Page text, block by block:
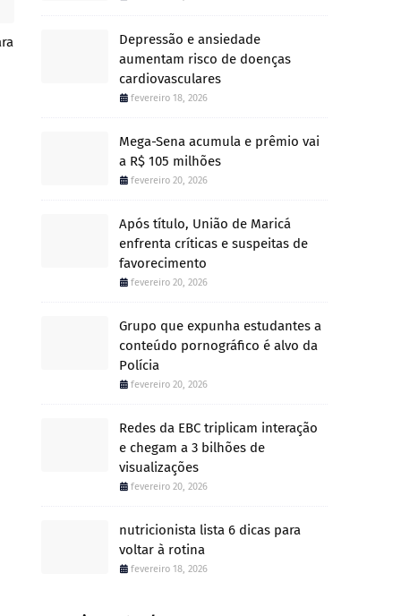
Depressão e ansiedade
aumentam risco de doenças
cardiovasculares
fevereiro 18, 2026
Mega-Sena acumula e prêmio vai
a R$ 105 milhões
fevereiro 20, 2026
Após título, União de Maricá
enfrenta críticas e suspeitas de
favorecimento
fevereiro 20, 2026
Grupo que expunha estudantes a
conteúdo pornográfico é alvo da
Polícia
fevereiro 20, 2026
Redes da EBC triplicam interação
e chegam a 3 bilhões de
visualizações
fevereiro 20, 2026
nutricionista lista 6 dicas para
voltar à rotina
fevereiro 18, 2026